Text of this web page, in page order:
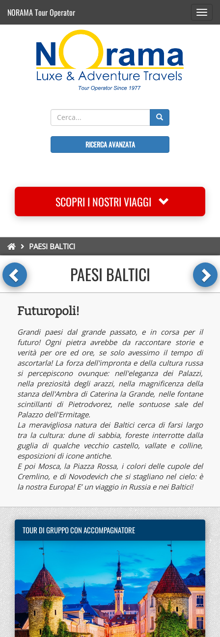
NORAMA Tour Operator
RICERCA AVANZATA
SCOPRI I NOSTRI VIAGGI
PAESI BALTICI
PAESI BALTICI
Futuropoli!
Grandi paesi dal grande passato, e in corsa per il
futuro! Ogni pietra avrebbe da raccontare storie e
verità per ore ed ore, se solo avessimo il tempo di
ascortarla! La forza dell'impronta e della cultura russa
si percepiscono ovunque: nell'eleganza dei Palazzi,
nella preziosità degli arazzi, nella magnificenza della
stanza dell'Ambra di Caterina la Grande, nelle fontane
scintillanti di Pietrodvorez, nelle sontuose sale del
Palazzo dell'Ermitage.
La meravigliosa natura dei Baltici cerca di farsi largo
tra la cultura: dune di sabbia, foreste interrotte dalla
guglia di qualche vecchio castello, vallate e colline,
esposizioni di icone antiche.
E poi Mosca, la Piazza Rossa, i colori delle cupole del
Cremlino, e di Novodevich che si stagliano nel cielo: è
la nostra Europa! E’ un viaggio in Russia e nei Baltici!
TOUR DI GRUPPO CON ACCOMPAGNATORE